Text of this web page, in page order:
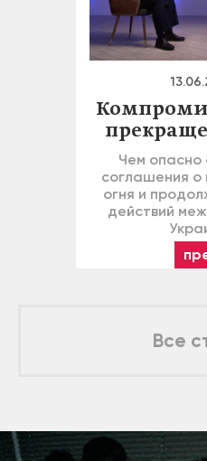
Чем опасно
соглашения
огня и
действий
Все